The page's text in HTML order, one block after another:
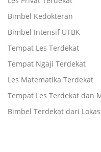
Bimbel Kedokteran
Bimbel Intensif UTBK
Tempat Les Terdekat
Tempat Ngaji Terdekat
Les Matematika Terdekat
Tempat Les Terdekat dan
Bimbel Terdekat dari